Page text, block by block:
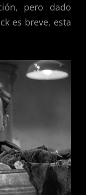
pero dado
es breve, esta